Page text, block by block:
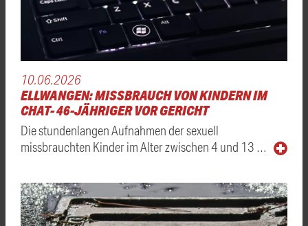
10.06.2026
ELLWANGEN: MISSBRAUCH VON KINDERN IM
CHAT- 46-JÄHRIGER VOR GERICHT
Die stundenlangen Aufnahmen der sexuell
missbrauchten Kinder im Alter zwischen 4 und 13 …